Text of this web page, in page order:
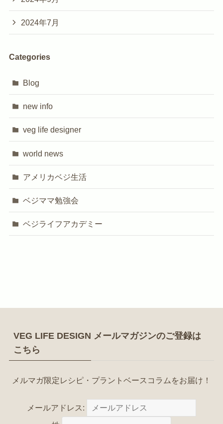
2024年7月
Categories
Blog
new info
veg life designer
world news
アメリカベジ生活
ベジママ勉強会
ベジライフアカデミー
VEG LIFE DESIGN メールマガジンのご登録は
こちら
メルマガ限定レシピ・プラントベースコラムをお届け！
メールアドレス: